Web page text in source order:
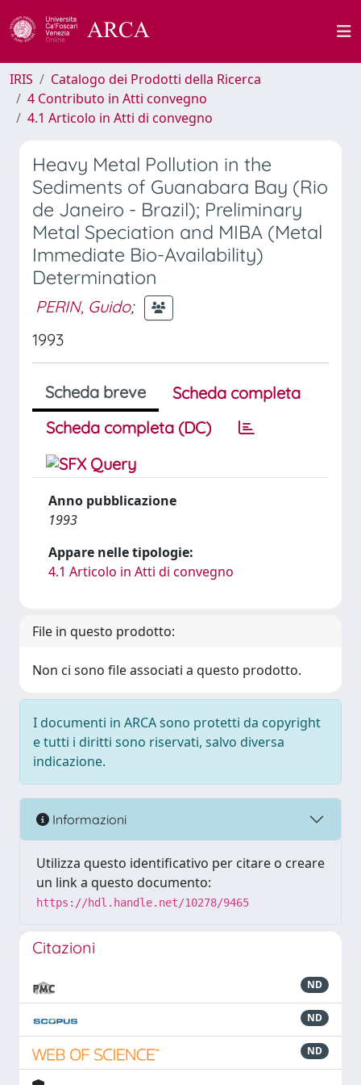
IRIS
Catalogo dei Prodotti della Ricerca
4 Contributo in Atti convegno
4.1 Articolo in Atti di convegno
Heavy Metal Pollution in the
Sediments of Guanabara Bay (Rio
de Janeiro - Brazil); Preliminary
Metal Speciation and MIBA (Metal
Immediate Bio-Availability)
Determination
PERIN, Guido;
1993
Scheda breve
Scheda completa
Scheda completa (DC)
Anno pubblicazione
1993
Appare nelle tipologie:
4.1 Articolo in Atti di convegno
File in questo prodotto:
Non ci sono file associati a questo prodotto.
I documenti in ARCA sono protetti da copyright
e tutti i diritti sono riservati, salvo diversa
indicazione.
Informazioni
Utilizza questo identificativo per citare o creare
un link a questo documento:
https://hdl.handle.net/10278/9465
Citazioni
ND
ND
ND